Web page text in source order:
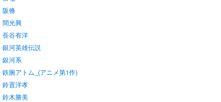
阪脩
間光興
長谷有洋
銀河英雄伝説
銀河系
鉄腕アトム_(アニメ第1作)
鈴置洋孝
鈴木勝美